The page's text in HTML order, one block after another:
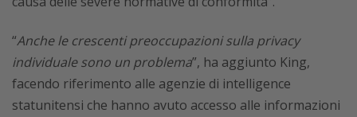
“Anche le crescenti preoccupazioni sulla privacy
individuale sono un problema”, ha aggiunto King,
facendo riferimento alle agenzie di intelligence
statunitensi che hanno avuto accesso alle informazioni